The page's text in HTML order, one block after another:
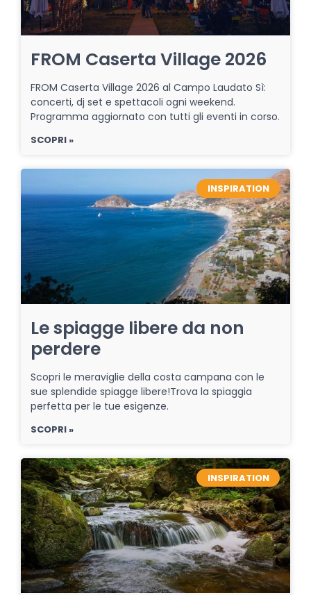
FROM Caserta Village 2026
FROM Caserta Village 2026 al Campo Laudato Sì:
concerti, dj set e spettacoli ogni weekend.
Programma aggiornato con tutti gli eventi in corso.
SCOPRI »
INSPIRATION
Le spiagge libere da non
perdere
Scopri le meraviglie della costa campana con le
sue splendide spiagge libere!Trova la spiaggia
perfetta per le tue esigenze.
SCOPRI »
INSPIRATION